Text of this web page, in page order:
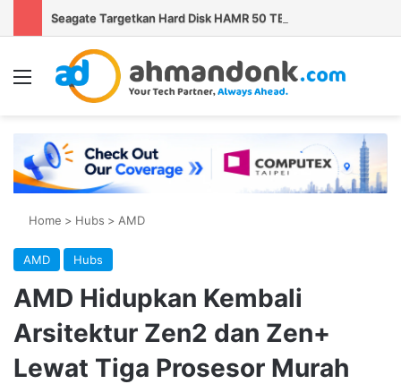
Menu
Home > Hubs > AMD
AMD Hubs
AMD Hidupkan Kembali
Arsitektur Zen2 dan Zen+
Lewat Tiga Prosesor Murah